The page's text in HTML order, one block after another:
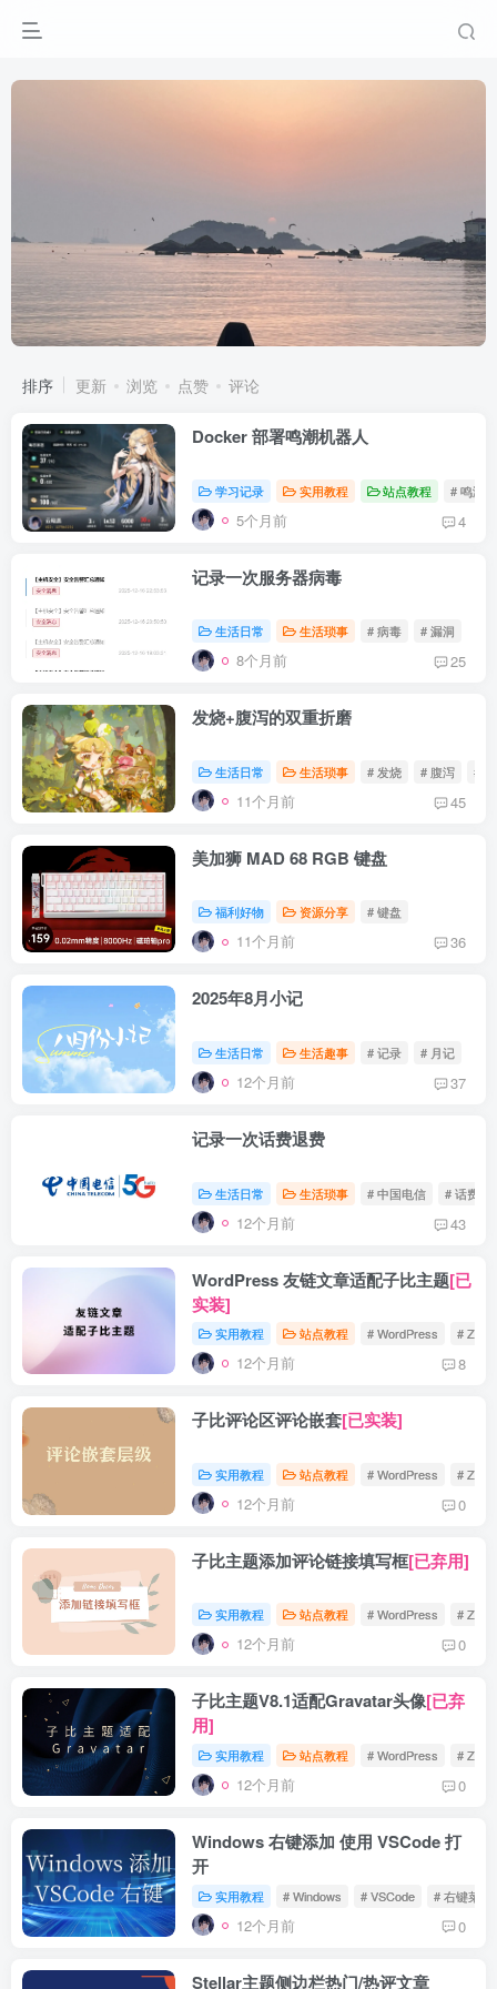
排序 更新 浏览 点赞 评论
Docker 部署鸣潮机器人
学习记录 实用教程 站点教程 # 鸣潮
5个月前 4
记录一次服务器病毒
生活日常 生活琐事 # 病毒 # 漏洞
8个月前 25
发烧+腹泻的双重折磨
生活日常 生活琐事 # 发烧 # 腹泻 #
11个月前 45
美加狮 MAD 68 RGB 键盘
福利好物 资源分享 # 键盘
11个月前 36
2025年8月小记
生活日常 生活趣事 # 记录 # 月记
12个月前 37
记录一次话费退费
生活日常 生活琐事 # 中国电信 # 话费
12个月前 43
WordPress 友链文章适配子比主题[已
实装]
实用教程 站点教程 # WordPress # Zibll
12个月前 8
子比评论区评论嵌套[已实装]
实用教程 站点教程 # WordPress # Zibll
12个月前 0
子比主题添加评论链接填写框[已弃用]
实用教程 站点教程 # WordPress # Zibll
12个月前 0
子比主题V8.1适配Gravatar头像[已弃
用]
实用教程 站点教程 # WordPress # Zibll
12个月前 0
Windows 右键添加 使用 VSCode 打
开
实用教程 # Windows # VSCode # 右键菜单
12个月前 0
Stellar主题侧边栏热门/热评文章